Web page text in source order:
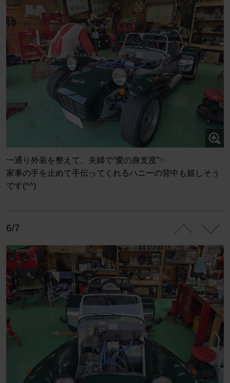
一通り外装を整えて、夫婦で“愛の身支度”✨
家事の手を止めて手伝ってくれるハニーの背中も嬉しそう
です(^^)
6/7